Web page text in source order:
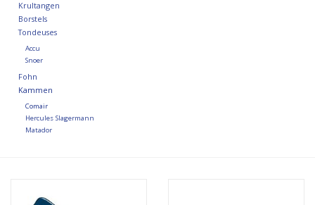
Krultangen
Borstels
Tondeuses
Accu
Snoer
Fohn
Kammen
Comair
Hercules Slagermann
Matador